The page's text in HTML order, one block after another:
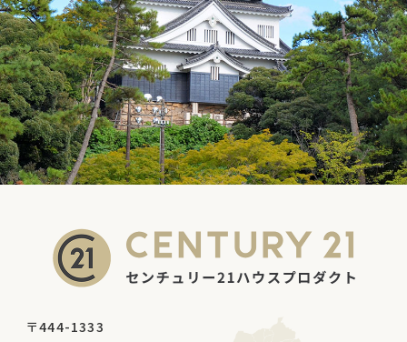
当社は、上記１の利用目的の達成に必要な範囲
内で、次に掲げる提供先に、お客様の個人情報
を提供させていただきます。
①株式会社センチュリー21・ジャパン（当社が
加盟するセンチュリー21フランチャイズチェー
ンの本部）
②上記１項①の業務に関する提供先 ～ 契約相
動産管理（建物管理および賃貸管理）会社、収
納代行会社、他の宅地建物取引業者、住宅ロー
社、住宅関連サービスの提供会社、物件情報の
〒444-1333